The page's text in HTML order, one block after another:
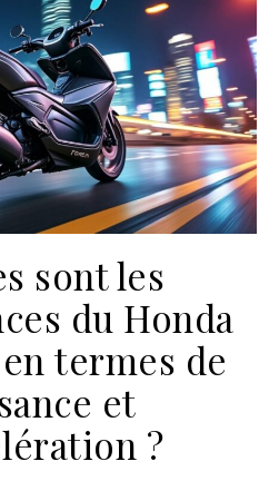
sont les
du Honda
termes de
et
?